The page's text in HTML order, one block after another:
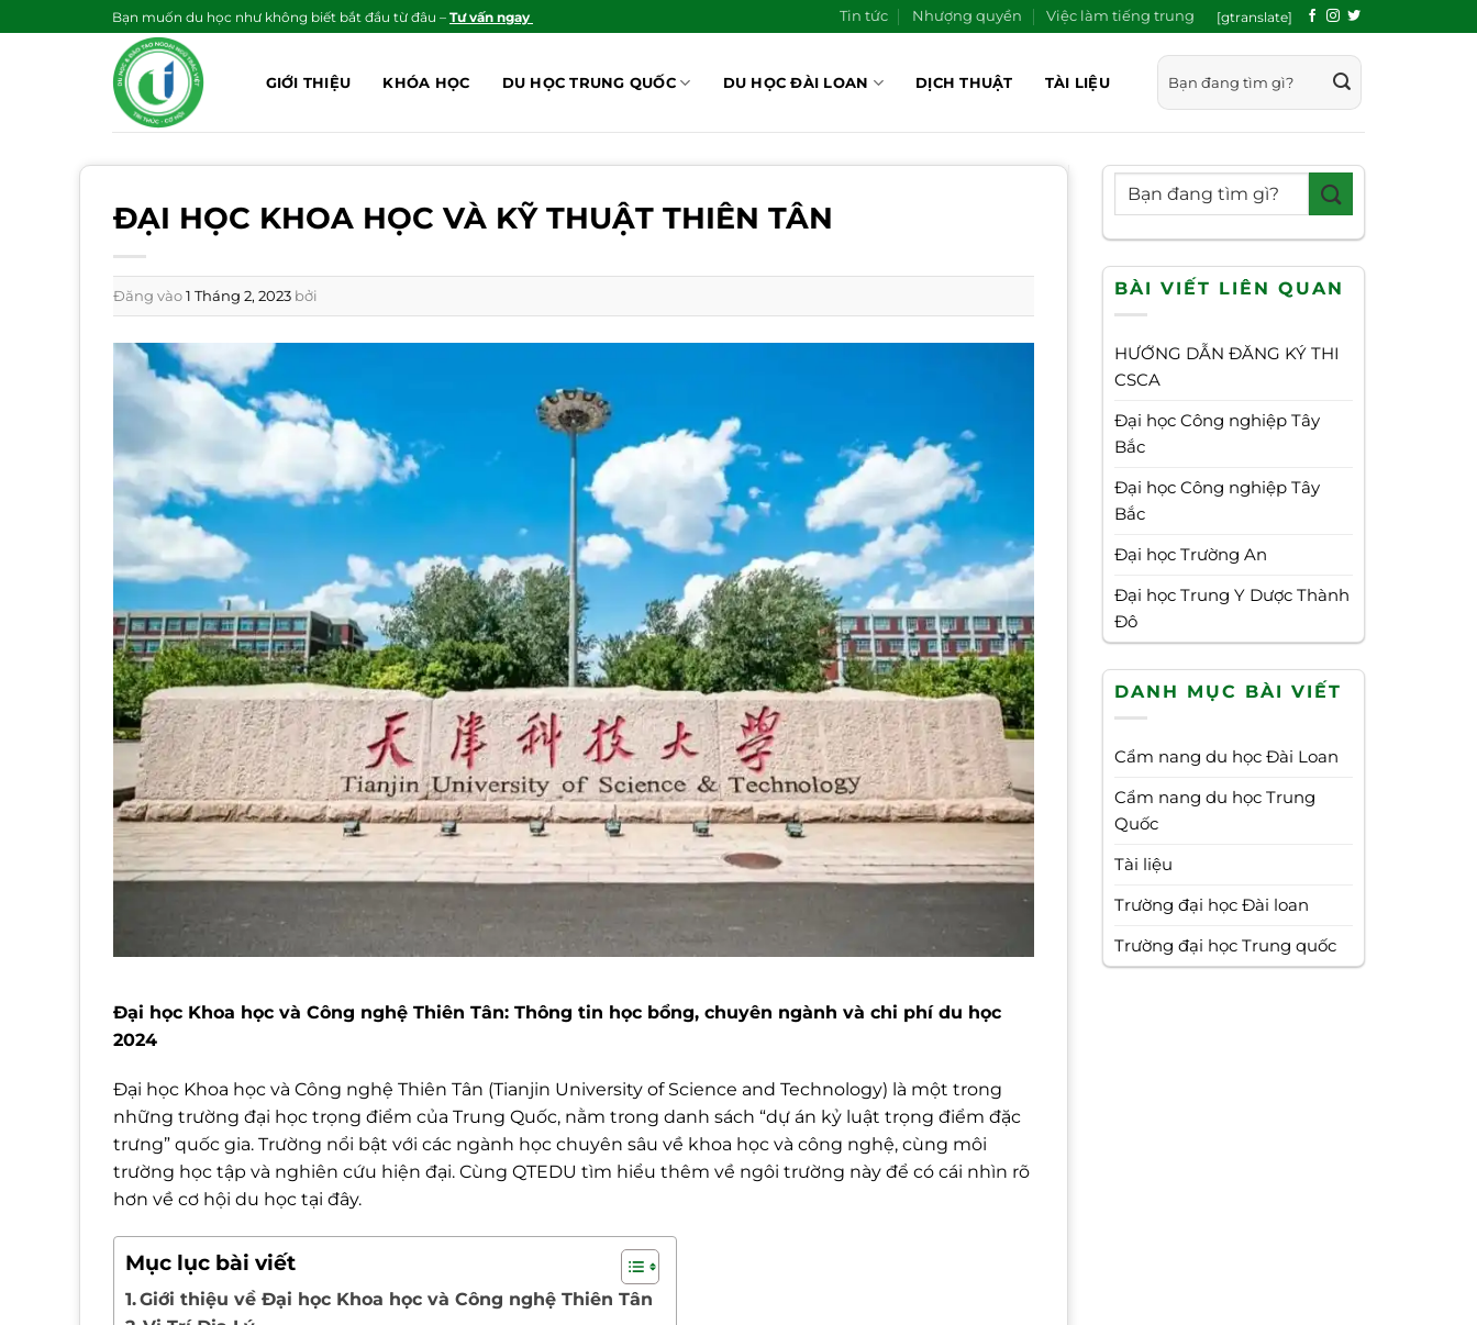
qua
Bạn muốn du học như không biết bắt đầu từ đâu – Tư vấn ngay Tin tức Nhượng quyền Việc làm tiếng trung [gtranslate]
GIỚI THIỆU KHÓA HỌC DU HỌC TRUNG QUỐC DU HỌC ĐÀI LOAN DỊCH THUẬT TÀI LIỆU
ĐẠI HỌC KHOA HỌC VÀ KỸ THUẬT THIÊN TÂN
Đăng vào1 Tháng 2, 2023 bởi
Đại học Khoa học và Công nghệ Thiên Tân: Thông tin học bổng, chuyên ngành và chi phí du học
2024
Đại học Khoa học và Công nghệ Thiên Tân (Tianjin University of Science and Technology) là một trong
những trường đại học trọng điểm của Trung Quốc, nằm trong danh sách “dự án kỷ luật trọng điểm đặc
trưng” quốc gia. Trường nổi bật với các ngành học chuyên sâu về khoa học và công nghệ, cùng môi
trường học tập và nghiên cứu hiện đại. Cùng QTEDU tìm hiểu thêm về ngôi trường này để có cái nhìn rõ
hơn về cơ hội du học tại đây.
Mục lục bài viết
Giới thiệu về Đại học Khoa học và Công nghệ Thiên Tân
BÀI VIẾT LIÊN QUAN
HƯỚNG DẪN ĐĂNG KÝ THI
CSCA
Đại học Công nghiệp Tây
Bắc
Đại học Công nghiệp Tây
Bắc
Đại học Trường An
Đại học Trung Y Dược Thành
Đô
DANH MỤC BÀI VIẾT
Cẩm nang du học Đài Loan
Cẩm nang du học Trung
Quốc
Tài liệu
Trường đại học Đài loan
Trường đại học Trung quốc